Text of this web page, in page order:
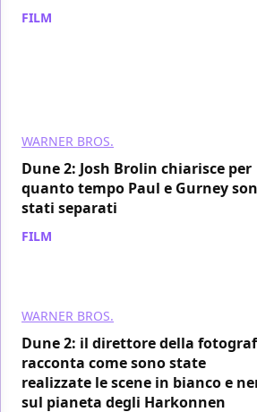
FILM
WARNER BROS.
Dune 2: Josh Brolin chiarisce per
quanto tempo Paul e Gurney
stati separati
FILM
WARNER BROS.
Dune 2: il direttore della
racconta come sono state
realizzate le scene in bianco e
sul pianeta degli Harkonnen